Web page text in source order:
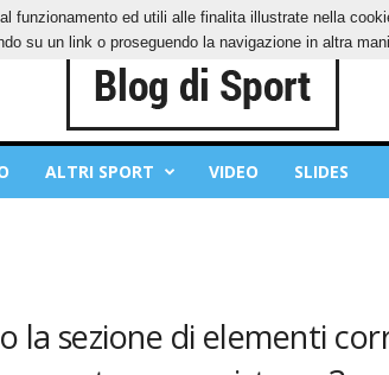
POLICY
ALTRI SPORT VIDEO SLIDES
la sezione di elementi
ed utili alle finalita illustrate nella
su un link o proseguendo la navigazione in altra